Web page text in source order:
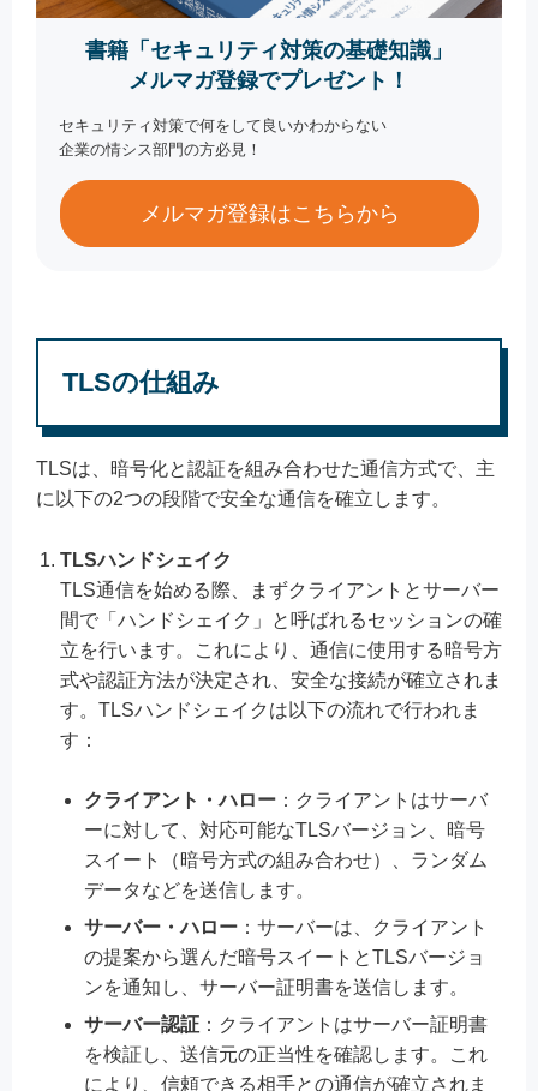
書籍「セキュリティ対策の基礎知識」
メルマガ登録でプレゼント！
セキュリティ対策で何をして良いかわからない
企業の情シス部門の方必見！
メルマガ登録はこちらから
TLSの仕組み
TLSは、暗号化と認証を組み合わせた通信方式で、主
に以下の2つの段階で安全な通信を確立します。
TLSハンドシェイク
TLS通信を始める際、まずクライアントとサーバー
間で「ハンドシェイク」と呼ばれるセッションの確
立を行います。これにより、通信に使用する暗号方
式や認証方法が決定され、安全な接続が確立されま
す。TLSハンドシェイクは以下の流れで行われま
す：
クライアント・ハロー ：クライアントはサーバ
ーに対して、対応可能なTLSバージョン、暗号
スイート（暗号方式の組み合わせ）、ランダム
データなどを送信します。
サーバー・ハロー ：サーバーは、クライアント
の提案から選んだ暗号スイートとTLSバージョ
ンを通知し、サーバー証明書を送信します。
サーバー認証 ：クライアントはサーバー証明書
を検証し、送信元の正当性を確認します。これ
により、信頼できる相手との通信が確立されま